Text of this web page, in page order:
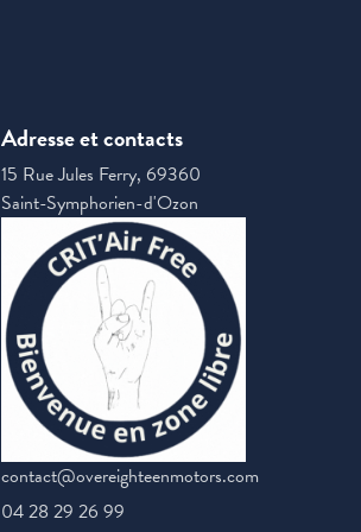
Adresse et contacts
15 Rue Jules Ferry, 69360
Saint-Symphorien-d'Ozon
contact@overeighteenmotors.com
04 28 29 26 99